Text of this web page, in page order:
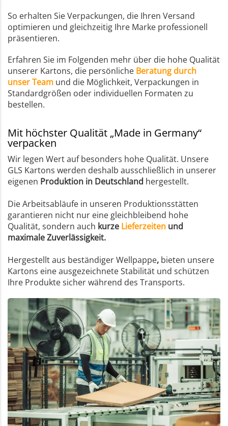
So erhalten Sie Verpackungen, die Ihren Versand
optimieren und gleichzeitig Ihre Marke professionell
präsentieren.
Erfahren Sie im Folgenden mehr über die hohe Qualität
unserer Kartons, die persönliche Beratung durch
unser Team und die Möglichkeit, Verpackungen in
Standardgrößen oder individuellen Formaten zu
bestellen.
Mit höchster Qualität „Made in Germany“
verpacken
Wir legen Wert auf besonders hohe Qualität. Unsere
GLS Kartons werden deshalb ausschließlich in unserer
eigenen Produktion in Deutschland hergestellt.
Die Arbeitsabläufe in unseren Produktionsstätten
garantieren nicht nur eine gleichbleibend hohe
Qualität, sondern auch kurze Lieferzeiten und
maximale Zuverlässigkeit.
Hergestellt aus beständiger Wellpappe, bieten unsere
Kartons eine ausgezeichnete Stabilität und schützen
Ihre Produkte sicher während des Transports.